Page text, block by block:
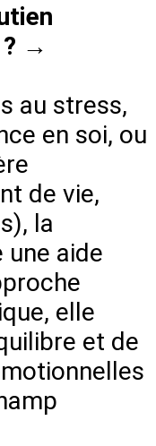
? →
au stress,
en soi, ou
de vie,
la
aide
elle
et de